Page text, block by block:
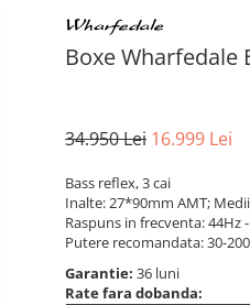
Boxe Wharfedale
34.950 Lei 16.999 Lei
Bass reflex, 3 cai
Inalte: 27*90mm AMT;
Raspuns in frecventa: 44Hz
Putere recomandata: 30-
Garantie: 36 luni
Rate fara dobanda: